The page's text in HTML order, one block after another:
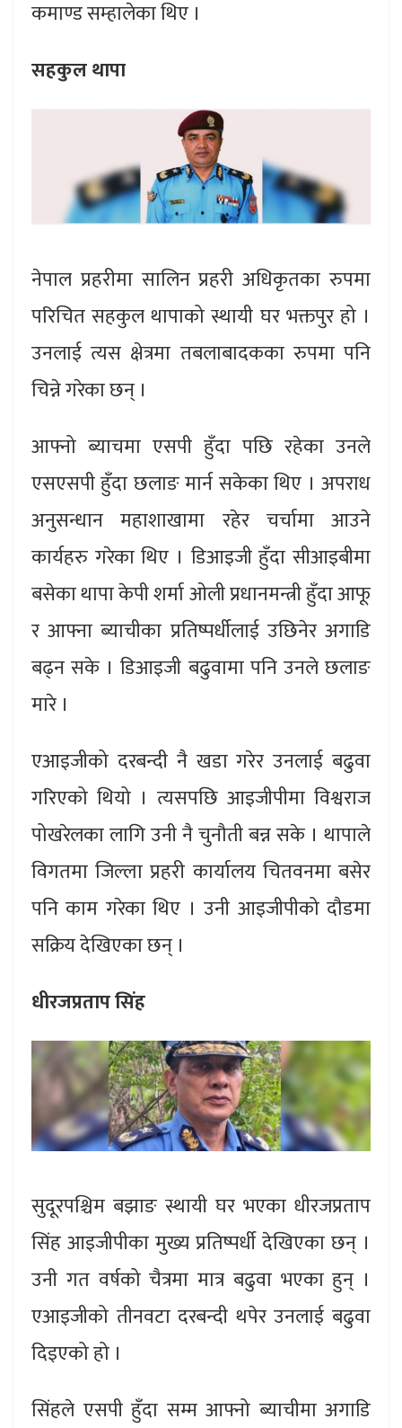
कमाण्ड सम्हालेका थिए ।
सहकुल थापा
नेपाल प्रहरीमा सालिन प्रहरी अधिकृतका रुपमा
परिचित सहकुल थापाको स्थायी घर भक्तपुर हो ।
उनलाई त्यस क्षेत्रमा तबलाबादकका रुपमा पनि
चिन्ने गरेका छन् ।
आफ्नो ब्याचमा एसपी हुँदा पछि रहेका उनले
एसएसपी हुँदा छलाङ मार्न सकेका थिए । अपराध
अनुसन्धान महाशाखामा रहेर चर्चामा आउने
कार्यहरु गरेका थिए । डिआइजी हुँदा सीआइबीमा
बसेका थापा केपी शर्मा ओली प्रधानमन्त्री हुँदा आफू
र आफ्ना ब्याचीका प्रतिष्पर्धीलाई उछिनेर अगाडि
बढ्न सके । डिआइजी बढुवामा पनि उनले छलाङ
मारे ।
एआइजीको दरबन्दी नै खडा गरेर उनलाई बढुवा
गरिएको थियो । त्यसपछि आइजीपीमा विश्वराज
पोखरेलका लागि उनी नै चुनौती बन्न सके । थापाले
विगतमा जिल्ला प्रहरी कार्यालय चितवनमा बसेर
पनि काम गरेका थिए । उनी आइजीपीको दौडमा
सक्रिय देखिएका छन् ।
धीरजप्रताप सिंह
सुदूरपश्चिम बझाङ स्थायी घर भएका धीरजप्रताप
सिंह आइजीपीका मुख्य प्रतिष्पर्धी देखिएका छन् ।
उनी गत वर्षको चैत्रमा मात्र बढुवा भएका हुन् ।
एआइजीको तीनवटा दरबन्दी थपेर उनलाई बढुवा
दिइएको हो ।
सिंहले एसपी हुँदा सम्म आफ्नो ब्याचीमा अगाडि